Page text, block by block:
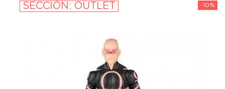
-10%
SECCIÓN: OUTLET